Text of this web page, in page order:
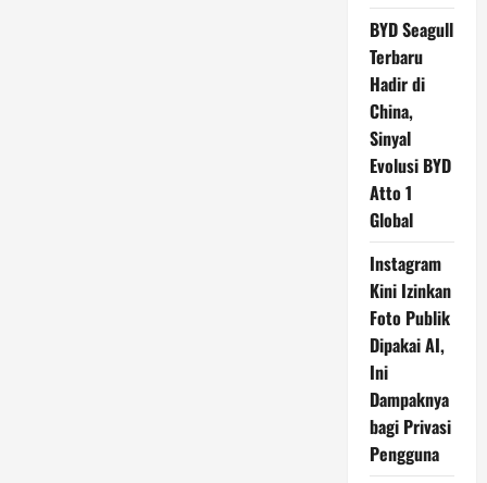
BYD Seagull
Terbaru
Hadir di
China,
Sinyal
Evolusi BYD
Atto 1
Global
Instagram
Kini Izinkan
Foto Publik
Dipakai AI,
Ini
Dampaknya
bagi Privasi
Pengguna